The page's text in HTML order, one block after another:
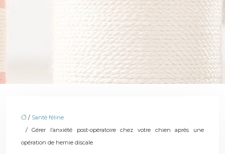
/ Santé féline
/ Gérer l’anxiété post-opératoire chez votre chien après une
opération de hernie discale